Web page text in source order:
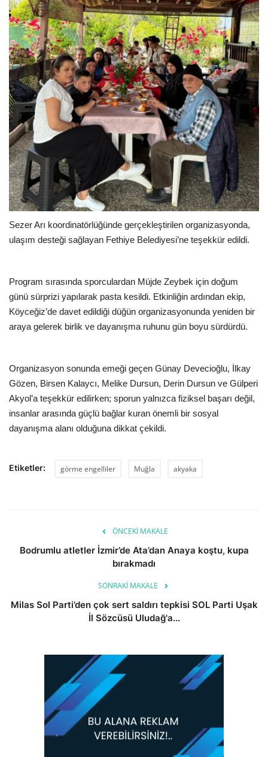
Sezer Arı koordinatörlüğünde gerçekleştirilen organizasyonda,
ulaşım desteği sağlayan Fethiye Belediyesi’ne teşekkür edildi.
Program sırasında sporculardan Müjde Zeybek için doğum
günü sürprizi yapılarak pasta kesildi. Etkinliğin ardından ekip,
Köyceğiz’de davet edildiği düğün organizasyonunda yeniden bir
araya gelerek birlik ve dayanışma ruhunu gün boyu sürdürdü.
Organizasyon sonunda emeği geçen Günay Devecioğlu, İlkay
Gözen, Birsen Kalaycı, Melike Dursun, Derin Dursun ve Gülperi
Akyol’a teşekkür edilirken; sporun yalnızca fiziksel başarı değil,
insanlar arasında güçlü bağlar kuran önemli bir sosyal
dayanışma alanı olduğuna dikkat çekildi.
Etiketler: görme engelliler Muğla akyaka
ÖNCEKI MAKALE
Bodrumlu atletler İzmir’de Ata’dan Anaya koştu, kupa
bırakmadı
SONRAKI MAKALE
Milas Sol Parti’den çok sert saldırı tepkisi SOL Parti Uşak
İl Sözcüsü Uludağ'a...